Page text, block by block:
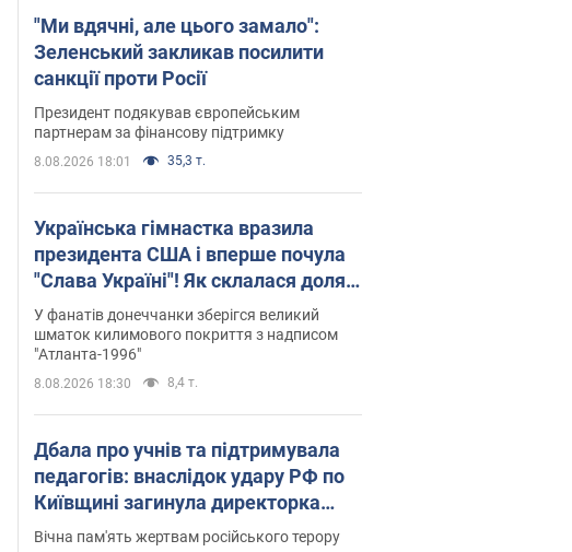
"Ми вдячні, але цього замало":
Зеленський закликав посилити
санкції проти Росії
Президент подякував європейським
партнерам за фінансову підтримку
8.08.2026 18:01 35,3 т.
Українська гімнастка вразила
президента США і вперше почула
"Слава Україні"! Як склалася доля
Подкопаєвої, яка 30 років тому
виграла "золото" Олімпіади
У фанатів донеччанки зберігся великий
шматок килимового покриття з надписом
"Атланта-1996"
8.08.2026 18:30 8,4 т.
Дбала про учнів та підтримувала
педагогів: внаслідок удару РФ по
Київщині загинула директорка
київського ліцею, її чоловік та онук
Вічна пам'ять жертвам російського терору